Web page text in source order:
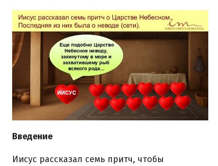
Введение
Иисус рассказал семь притч, чтобы